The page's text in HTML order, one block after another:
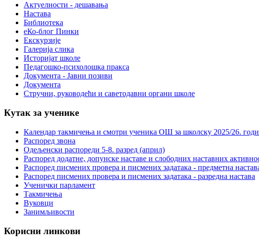
Актуелности - дешавања
Настава
Библиотека
еКо-блог Пинки
Екскурзије
Галерија слика
Историјат школе
Педагошко-психолошка пракса
Документа - Јавни позиви
Документа
Стручни, руководећи и саветодавни органи школе
Кутак за ученике
Календар такмичења и смотри ученика ОШ за школску 2025/26.
Распоред звона
Одељенски распореди 5-8. разред (април)
Распоред додатне, допунске наставе и слободних наставних
Распоред писмених провера и писмених задатака - предметна
Распоред писмених провера и писмених задатака - разредна настава
Ученички парламент
Такмичења
Вуковци
Занимљивости
Корисни линкови